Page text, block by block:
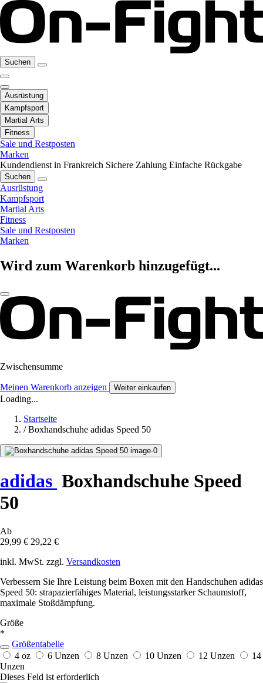
Suchen
Ausrüstung
Kampfsport
Martial Arts
Fitness
Sale und Restposten
Marken
Kundendienst in Frankreich Sichere Zahlung Einfache Rückgabe
Suchen
Ausrüstung
Kampfsport
Martial Arts
Fitness
Sale und Restposten
Marken
Wird zum Warenkorb hinzugefügt...
Zwischensumme
Meinen Warenkorb anzeigen Weiter einkaufen
Loading...
Startseite
/ Boxhandschuhe adidas Speed 50
adidas Boxhandschuhe Speed
50
Ab
29,99 € 29,22 €
inkl. MwSt. zzgl. Versandkosten
Verbessern Sie Ihre Leistung beim Boxen mit den Handschuhen adidas
Speed 50: strapazierfähiges Material, leistungsstarker Schaumstoff,
maximale Stoßdämpfung.
Größe
*
Größentabelle
4 oz
6 Unzen 8 Unzen 10 Unzen 12 Unzen
14
Unzen
Dieses Feld ist erforderlich